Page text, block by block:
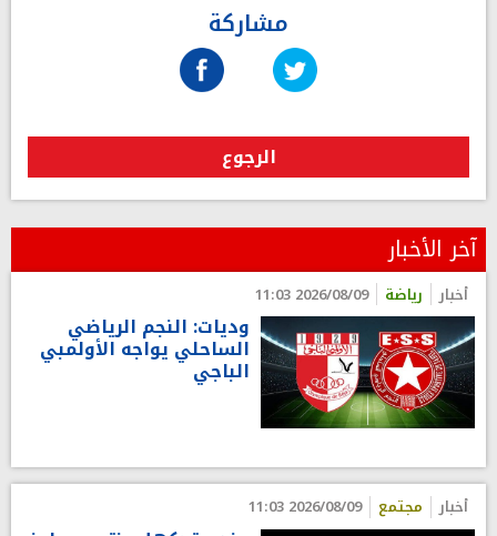
مشاركة
الرجوع
آخر الأخبار
أخبار رياضة 2026/08/09 11:03
وديات: النجم الرياضي
الساحلي يواجه الأولمبي
الباجي
أخبار مجتمع 2026/08/09 11:03